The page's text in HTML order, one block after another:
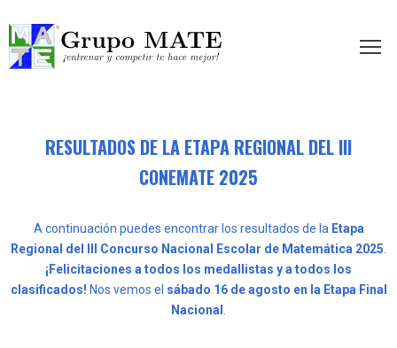
te hace mejor!
RESULTADOS DE LA ETAPA REGIONAL DEL III
CONEMATE 2025
A continuación puedes encontrar los resultados de la Etapa
Regional del III Concurso Nacional Escolar de Matemática 2025.
¡Felicitaciones a todos los medallistas y a todos los
clasificados! Nos vemos el sábado 16 de agosto en la Etapa Final
Nacional .